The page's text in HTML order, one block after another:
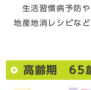
生活習慣病予防や
地産地消レシピな
高齢期 65